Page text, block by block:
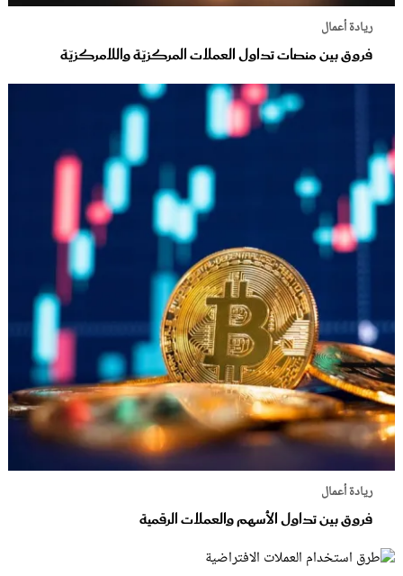
ريادة أعمال
فروق بين منصات تداول العملات المركزيّة واللامركزيّة
ريادة أعمال
فروق بين تداول الأسهم والعملات الرقمية